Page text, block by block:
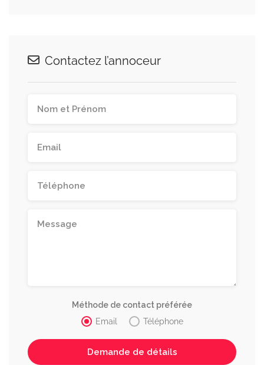
Contactez l’annoceur
Méthode de contact préférée
Email
Téléphone